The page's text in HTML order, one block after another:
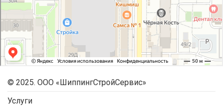
© 2025. ООО «ШиппингСтройСервис»
Услуги